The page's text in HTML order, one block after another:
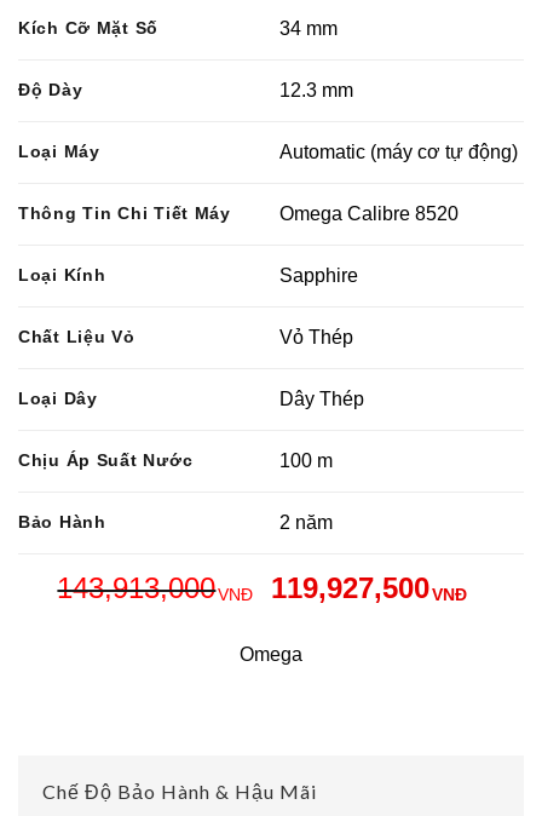
Kích Cỡ Mặt Số 34 mm
Độ Dày 12.3 mm
Loại Máy Automatic (máy cơ tự động)
Thông Tin Chi Tiết Máy Omega Calibre 8520
Loại Kính Sapphire
Chất Liệu Vỏ Vỏ Thép
Loại Dây Dây Thép
Chịu Áp Suất Nước 100 m
Bảo Hành 2 năm
143,913,000VNĐ 119,927,500VNĐ
Omega
Chế Độ Bảo Hành & Hậu Mãi